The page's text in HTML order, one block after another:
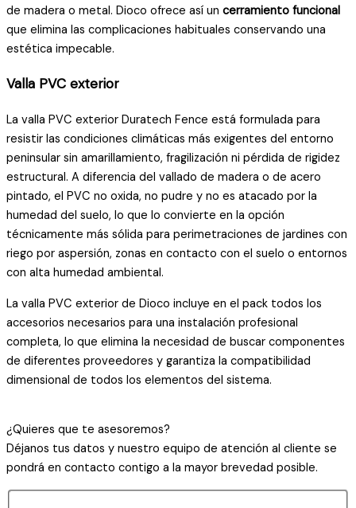
de madera o metal. Dioco ofrece así un cerramiento funcional
que elimina las complicaciones habituales conservando una
estética impecable.
Valla PVC exterior
La valla PVC exterior Duratech Fence está formulada para
resistir las condiciones climáticas más exigentes del entorno
peninsular sin amarillamiento, fragilización ni pérdida de rigidez
estructural. A diferencia del vallado de madera o de acero
pintado, el PVC no oxida, no pudre y no es atacado por la
humedad del suelo, lo que lo convierte en la opción
técnicamente más sólida para perimetraciones de jardines con
riego por aspersión, zonas en contacto con el suelo o entornos
con alta humedad ambiental.
La valla PVC exterior de Dioco incluye en el pack todos los
accesorios necesarios para una instalación profesional
completa, lo que elimina la necesidad de buscar componentes
de diferentes proveedores y garantiza la compatibilidad
dimensional de todos los elementos del sistema.
¿Quieres que te asesoremos?
Déjanos tus datos y nuestro equipo de atención al cliente se
pondrá en contacto contigo a la mayor brevedad posible.